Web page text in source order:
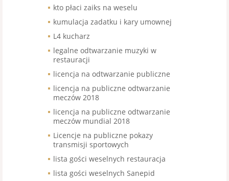
kto płaci zaiks na weselu
kumulacja zadatku i kary umownej
L4 kucharz
legalne odtwarzanie muzyki w
restauracji
licencja na odtwarzanie publiczne
licencja na publiczne odtwarzanie
meczów 2018
licencja na publiczne odtwarzanie
meczów mundial 2018
Licencje na publiczne pokazy
transmisji sportowych
lista gości weselnych restauracja
lista gości weselnych Sanepid